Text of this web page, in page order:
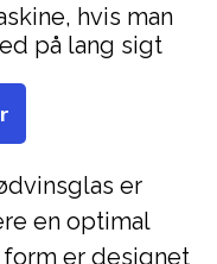
er
en optimal
er designet
hvis man
på lang sigt